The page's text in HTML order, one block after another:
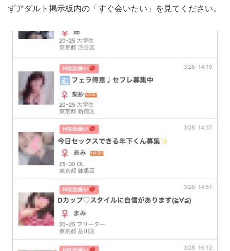
ずアダルト掲示板内の「すぐ会いたい」を見てください。